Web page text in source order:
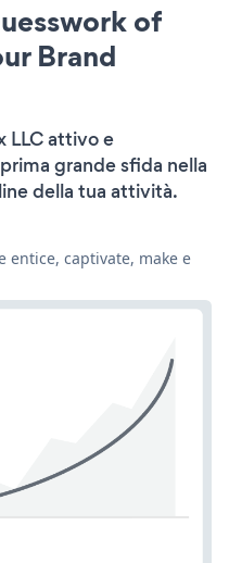
of
Brand
LLC attivo e
grande sfida nella
della tua attività.
entice, captivate, make e